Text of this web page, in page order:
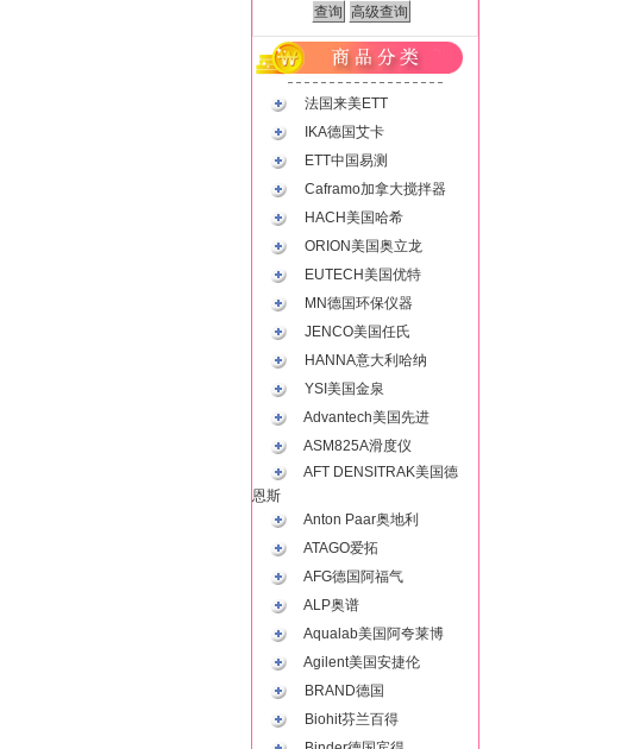
法国来美ETT
IKA德国艾卡
ETT中国易测
Caframo加拿大搅拌器
HACH美国哈希
ORION美国奥立龙
EUTECH美国优特
MN德国环保仪器
JENCO美国任氏
HANNA意大利哈纳
YSI美国金泉
Advantech美国先进
ASM825A滑度仪
AFT DENSITRAK美国德
恩斯
Anton Paar奥地利
ATAGO爱拓
AFG德国阿福气
ALP奥谱
Aqualab美国阿夸莱博
Agilent美国安捷伦
BRAND德国
Biohit芬兰百得